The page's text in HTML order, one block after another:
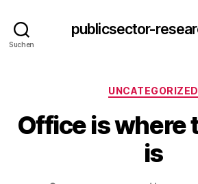
Suchen
publicsector-
UNCATEGORIZED
Office is where
is